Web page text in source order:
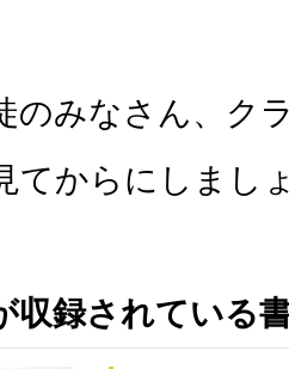
のみなさん、ク
てからにしまし
収録されている